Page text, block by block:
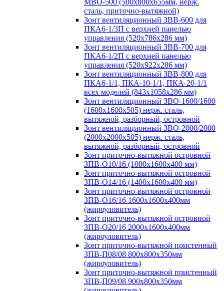
МВО-500 (500х800х655мм, нерж.
сталь, приточно-вытяжной)
Зонт вентиляционный ЗВВ-600 для
ПКА6-1/3П с верхней панелью
управления (520х786х286 мм)
Зонт вентиляционный ЗВВ-700 для
ПКА6-1/2П с верхней панелью
управления (520х922х286 мм)
Зонт вентиляционный ЗВВ-800 для
ПКА6-1/1, ПКА-10-1/1, ПКА-20-1/1
всех моделей (843х1058х286 мм)
Зонт вентиляционный ЗВО-1600/1600
(1600х1600х505) нерж. сталь,
вытяжной, разборный, островной
Зонт вентиляционный ЗВО-2000/2000
(2000х2000х505) нерж. сталь,
вытяжной, разборный, островной
Зонт приточно-вытяжной островной
ЗПВ-О10/16 (1000х1600х400 мм)
Зонт приточно-вытяжной островной
ЗПВ-О14/16 (1400х1600х400 мм)
Зонт приточно-вытяжной островной
ЗПВ-О16/16 1600х1600х400мм
(жироуловитель)
Зонт приточно-вытяжной островной
ЗПВ-О20/16 2000х1600х400мм
(жироуловитель)
Зонт приточно-вытяжной пристенный
ЗПВ-П08/08 800х800х350мм
(жироуловитель)
Зонт приточно-вытяжной пристенный
ЗПВ-П09/08 900х800х350мм